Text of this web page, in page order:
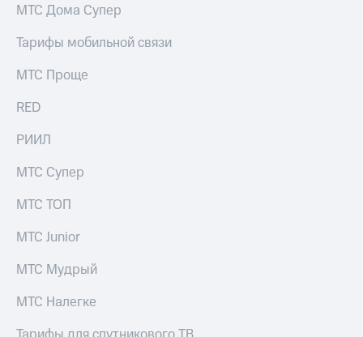
МТС Дома Супер
Тарифы мобильной связи
МТС Проще
RED
РИИЛ
МТС Супер
МТС ТОП
МТС Junior
МТС Мудрый
МТС Налегке